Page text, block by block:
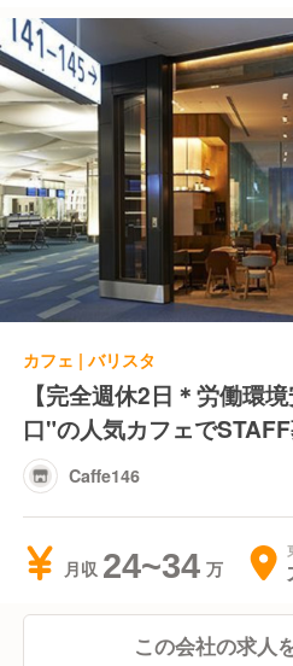
カフェ | バリスタ
【完全週休2日＊労働環
口"の人気カフェで
Caffe146
月収 24~34
この会社の求人